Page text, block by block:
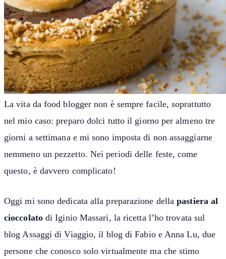
La vita da food blogger non è sempre facile, soprattutto
nel mio caso: preparo dolci tutto il giorno per almeno tre
giorni a settimana e mi sono imposta di non assaggiarne
nemmeno un pezzetto. Nei periodi delle feste, come
questo, è davvero complicato!
Oggi mi sono dedicata alla preparazione dellapastiera al
cioccolatodi Iginio Massari, la ricetta l’ho trovata sul
blogAssaggi di Viaggio, il blog di Fabio e Anna Lu, due
persone che conosco solo virtualmente ma che stimo